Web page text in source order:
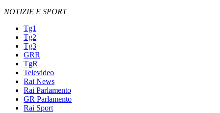
NOTIZIE E SPORT
Tg1
Tg2
Tg3
GRR
TgR
Televideo
Rai News
Rai Parlamento
GR Parlamento
Rai Sport